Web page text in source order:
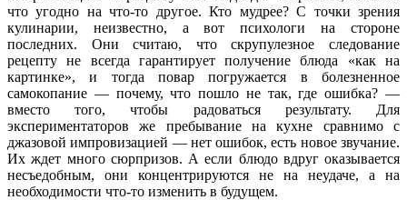
что угодно на что-то другое. Кто мудрее? С точки зрения
кулинарии, неизвестно, а вот психологи на стороне
последних. Они считаю, что скрупулезное следование
рецепту не всегда гарантирует получение блюда «как на
картинке», и тогда повар погружается в болезненное
самокопание — почему, что пошло не так, где ошибка? —
вместо того, чтобы радоваться результату. Для
экспериментаторов же пребывание на кухне сравнимо с
джазовой импровизацией — нет ошибок, есть новое звучание.
Их ждет много сюрпризов. А если блюдо вдруг оказывается
несъедобным, они концентрируются не на неудаче, а на
необходимости что-то изменить в будущем.